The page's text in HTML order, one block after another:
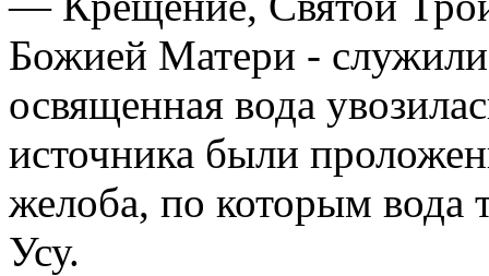
Божией Матери -
освященная вода
источника были
желоба, по которым вода
Усу.